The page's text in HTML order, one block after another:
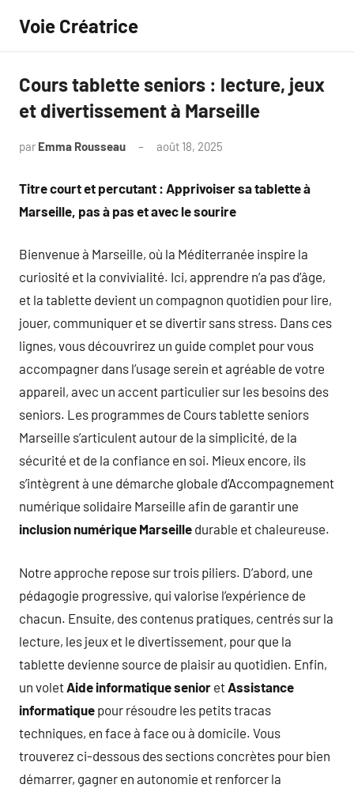
contenu
Voie Créatrice
Cours tablette seniors : lecture, jeux
et divertissement à Marseille
par Emma Rousseau août 18, 2025
Titre court et percutant : Apprivoiser sa tablette à
Marseille, pas à pas et avec le sourire
Bienvenue à Marseille, où la Méditerranée inspire la
curiosité et la convivialité. Ici, apprendre n’a pas d’âge,
et la tablette devient un compagnon quotidien pour lire,
jouer, communiquer et se divertir sans stress. Dans ces
lignes, vous découvrirez un guide complet pour vous
accompagner dans l’usage serein et agréable de votre
appareil, avec un accent particulier sur les besoins des
seniors. Les programmes de Cours tablette seniors
Marseille s’articulent autour de la simplicité, de la
sécurité et de la confiance en soi. Mieux encore, ils
s’intègrent à une démarche globale d’Accompagnement
numérique solidaire Marseille afin de garantir une
inclusion numérique Marseille durable et chaleureuse.
Notre approche repose sur trois piliers. D’abord, une
pédagogie progressive, qui valorise l’expérience de
chacun. Ensuite, des contenus pratiques, centrés sur la
lecture, les jeux et le divertissement, pour que la
tablette devienne source de plaisir au quotidien. Enfin,
un volet Aide informatique senior et Assistance
informatique pour résoudre les petits tracas
techniques, en face à face ou à domicile. Vous
trouverez ci-dessous des sections concrètes pour bien
démarrer, gagner en autonomie et renforcer la